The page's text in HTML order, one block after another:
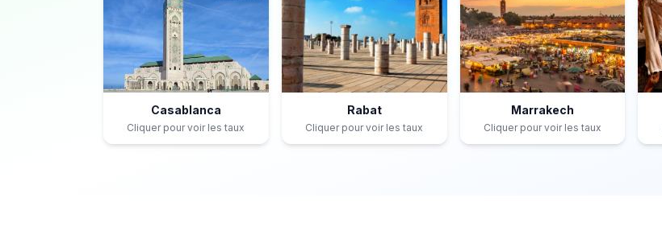
Casablanca
Cliquer pour voir les taux
Rabat
Cliquer pour voir les taux
Marrakech
Cliquer pour voir les taux